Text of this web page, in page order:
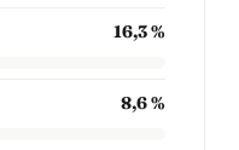
16,3 %
8,6 %